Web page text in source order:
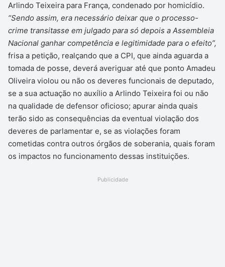
Arlindo Teixeira para França, condenado por homicídio.
“Sendo assim, era necessário deixar que o processo-
crime transitasse em julgado para só depois a Assembleia
Nacional ganhar competência e legitimidade para o efeito”,
frisa a petição, realçando que a CPI, que ainda aguarda a
tomada de posse, deverá averiguar até que ponto Amadeu
Oliveira violou ou não os deveres funcionais de deputado,
se a sua actuação no auxílio a Arlindo Teixeira foi ou não
na qualidade de defensor oficioso; apurar ainda quais
terão sido as consequências da eventual violação dos
deveres de parlamentar e, se as violações foram
cometidas contra outros órgãos de soberania, quais foram
os impactos no funcionamento dessas instituições.
Publicidade